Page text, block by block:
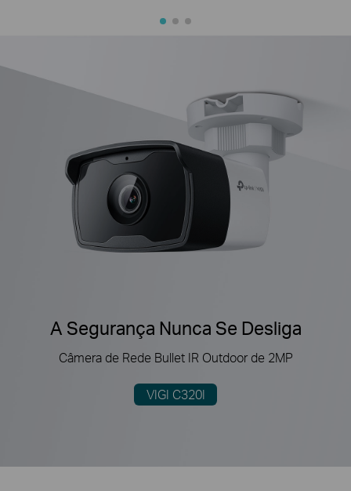
A Segurança Nunca Se Desliga
Câmera de Rede Bullet IR Outdoor de 2MP
VIGI C320I